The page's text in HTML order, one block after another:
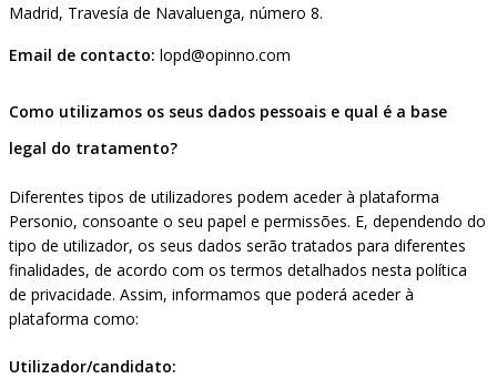
Madrid, Travesía de Navaluenga, número 8.
Email de contacto: lopd@opinno.com
Como utilizamos os seus dados pessoais e qual é a base
legal do tratamento?
Diferentes tipos de utilizadores podem aceder à plataforma
Personio, consoante o seu papel e permissões. E, dependendo do
tipo de utilizador, os seus dados serão tratados para diferentes
finalidades, de acordo com os termos detalhados nesta política
de privacidade. Assim, informamos que poderá aceder à
plataforma como:
Utilizador/candidato: